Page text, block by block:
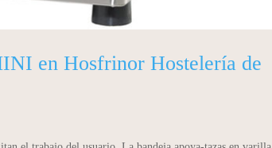
en Hosfrinor Hostelería de